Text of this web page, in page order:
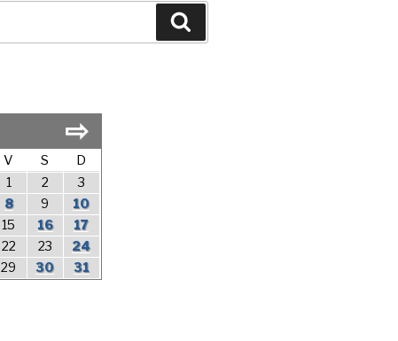
⇨
V S D
1 2
3
8 9
10
15 16
17
22 23
24
29 30 31